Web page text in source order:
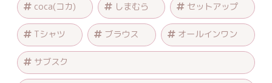
coca(コカ) しまむら セットアップ
Tシャツ ブラウス オールインワン
サブスク